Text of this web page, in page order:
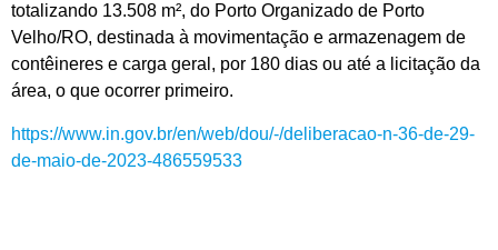
totalizando 13.508 m², do Porto Organizado de Porto
Velho/RO, destinada à movimentação e armazenagem de
contêineres e carga geral, por 180 dias ou até a licitação da
área, o que ocorrer primeiro.
https://www.in.gov.br/en/web/dou/-/deliberacao-n-36-de-29-
de-maio-de-2023-486559533